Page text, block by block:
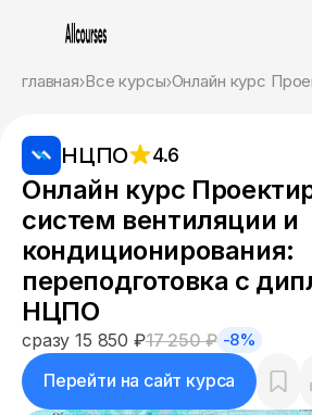
главная Все курсы
НЦПО 4.6
Онлайн курс
систем вентиляции и
кондиционирования:
переподготовка с
НЦПО
сразу 15 850 ₽17 250 ₽ -8%
Перейти на сайт курса
Ассистент
Привет! Я Ваш карьерный
курсы, которые соответствует
целям.
Пожалуйста, ответьте на
Приступим?